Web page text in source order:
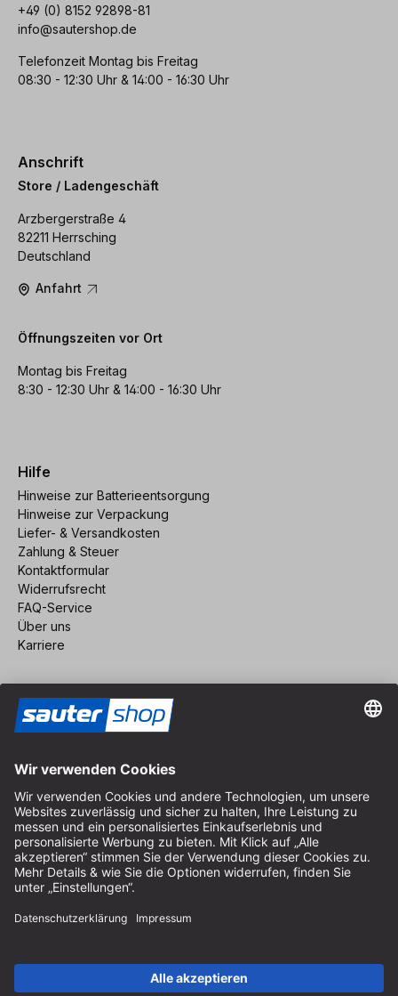
+49 (0) 8152 92898-81
info@sautershop.de
Telefonzeit Montag bis Freitag
08:30 - 12:30 Uhr & 14:00 - 16:30 Uhr
Anschrift
Store / Ladengeschäft
Arzbergerstraße 4
82211 Herrsching
Deutschland
Anfahrt
Öffnungszeiten vor Ort
Montag bis Freitag
8:30 - 12:30 Uhr & 14:00 - 16:30 Uhr
Hilfe
Hinweise zur Batterieentsorgung
Hinweise zur Verpackung
Liefer- & Versandkosten
Zahlung & Steuer
Kontaktformular
Widerrufsrecht
FAQ-Service
Über uns
Karriere
Impressum
AGB
Datenschutz
Cookie-Einstellungen
© 2026 sauter GmbH
* kostenloser Versand ab 150 Euro Bestellwert innerhalb
Deutschlands für die Standard-Paketgrößen - ausgenommen
Sperrgut und Fracht